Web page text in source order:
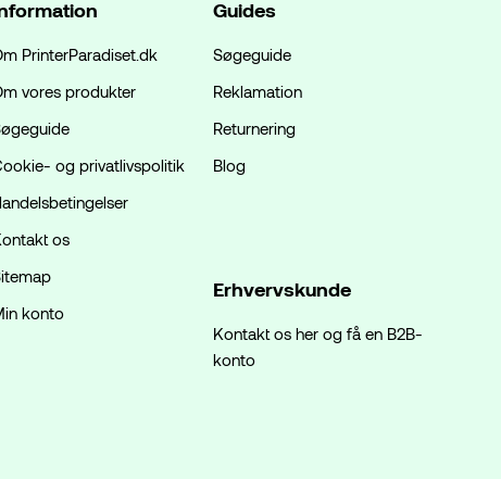
PrinterParadiset.dk
vores produkter
og privatlivspolitik
os
konto
Guides
Søgeguide
Reklamation
Returnering
Blog
Erhvervskunde
Kontakt os her og få en B2B-
konto